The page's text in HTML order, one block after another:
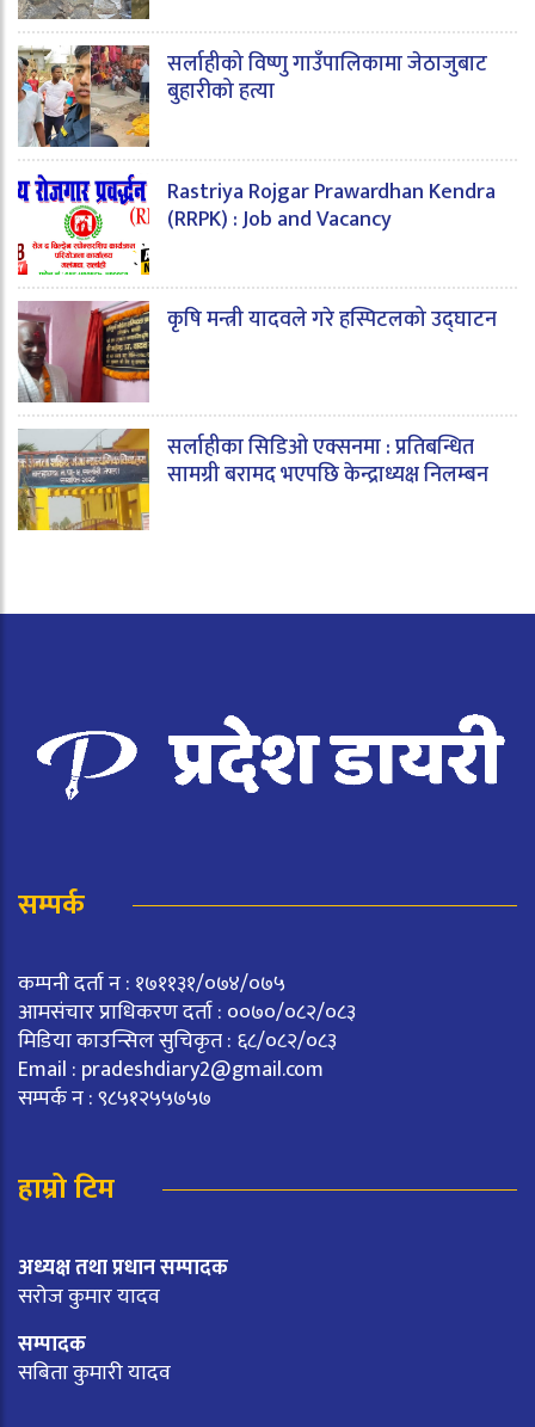
सर्लाहीको विष्णु गाउँपालिकामा जेठाजुबाट
बुहारीको हत्या
Rastriya Rojgar Prawardhan Kendra
(RRPK) : Job and Vacancy
कृषि मन्त्री यादवले गरे हस्पिटलको उद्घाटन
सर्लाहीका सिडिओ एक्सनमा : प्रतिबन्धित
सामग्री बरामद भएपछि केन्द्राध्यक्ष निलम्बन
सम्पर्क
कम्पनी दर्ता न : १७११३१/०७४/०७५
आमसंचार प्राधिकरण दर्ता : ००७०/०८२/०८३
मिडिया काउन्सिल सुचिकृत : ६८/०८२/०८३
Email : pradeshdiary2@gmail.com
सम्पर्क न : ९८५१२५५७५७
हाम्रो टिम
अध्यक्ष तथा प्रधान सम्पादक
सरोज कुमार यादव
सम्पादक
सबिता कुमारी यादव